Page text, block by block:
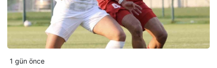
1 gün önce